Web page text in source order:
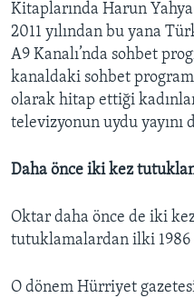
Kitaplarında Harun
2011 yılından bu yana
A9 Kanalı’nda sohbet
kanaldaki sohbet
olarak hitap ettiği
televizyonun uydu yayını
Daha önce iki kez
Oktar daha önce de iki
tutuklamalardan ilki 1986
O dönem Hürriyet